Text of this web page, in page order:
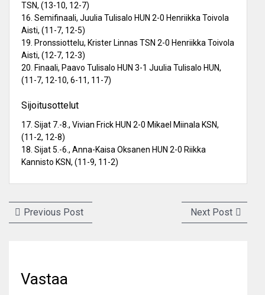
TSN, (13-10, 12-7)
16. Semifinaali, Juulia Tulisalo HUN 2-0 Henriikka Toivola
Aisti, (11-7, 12-5)
19. Pronssiottelu, Krister Linnas TSN 2-0 Henriikka Toivola
Aisti, (12-7, 12-3)
20. Finaali, Paavo Tulisalo HUN 3-1 Juulia Tulisalo HUN,
(11-7, 12-10, 6-11, 11-7)
Sijoitusottelut
17. Sijat 7.-8., Vivian Frick HUN 2-0 Mikael Miinala KSN,
(11-2, 12-8)
18. Sijat 5.-6., Anna-Kaisa Oksanen HUN 2-0 Riikka
Kannisto KSN, (11-9, 11-2)
Artikkelien
Previous PostPrevious
post:
Next PostNext
post:
Vastaa